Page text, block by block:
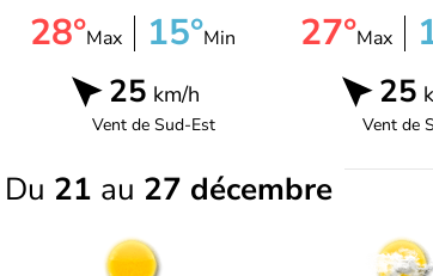
28°Max 15°Min
25 km/h
Vent deSud-Est
27°Max
25
Vent de
Du 21 au 27 décembre